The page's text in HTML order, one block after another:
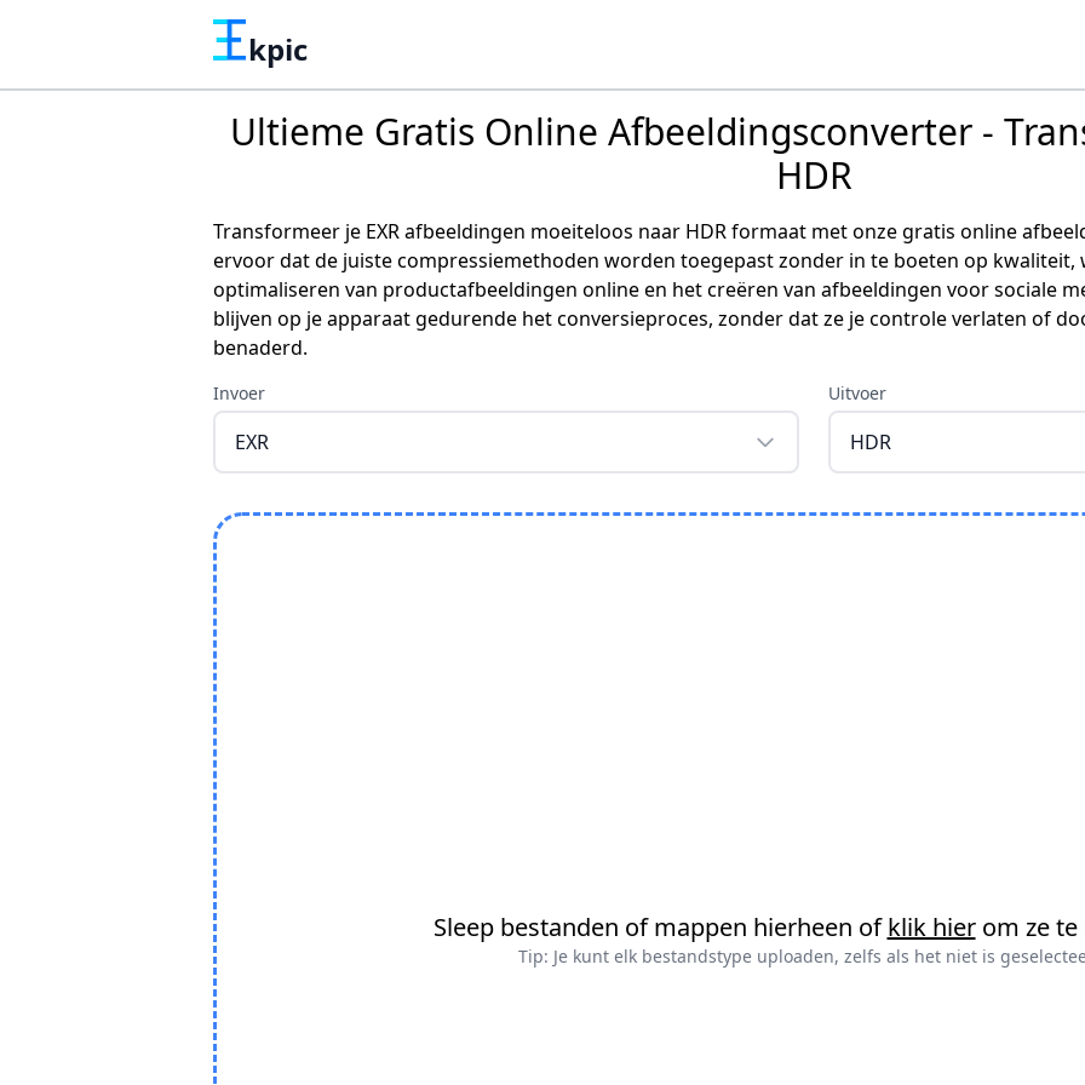
kpic
Ultieme Gratis Online Afbeeldingsconverter -
HDR
Transformeer je EXR afbeeldingen moeiteloos naar HDR formaat met onze gratis online
ervoor dat de juiste compressiemethoden worden toegepast zonder in te boeten op
optimaliseren van productafbeeldingen online en het creëren van afbeeldingen voor sociale
blijven op je apparaat gedurende het conversieproces, zonder dat ze je controle verlaten of
benaderd.
Invoer
EXR
Uitvoer
HDR
Sleep bestanden of mappen hierheen ofklik hierom ze te
Tip: Je kunt elk bestandstype uploaden, zelfs als het niet is